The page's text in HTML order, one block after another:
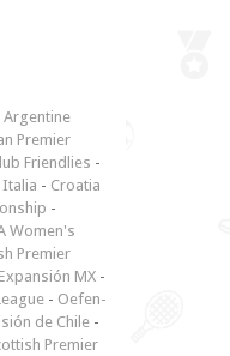
Argentine
Premier
Friendlies -
Italia - Croatia
-
Women's
Premier
MX -
- Oefen-
de Chile -
Premier